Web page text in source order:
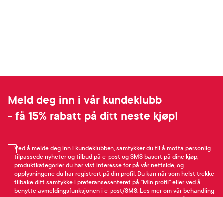
Meld deg inn i vår kundeklubb
- få 15% rabatt på ditt neste kjøp!
Ved å melde deg inn i kundeklubben, samtykker du til å motta personlig
tilpassede nyheter og tilbud på e-post og SMS basert på dine kjøp,
produktkategorier du har vist interesse for på vår nettside, og
opplysningene du har registrert på din profil. Du kan når som helst trekke
tilbake ditt samtykke i preferansesenteret på “Min profil” eller ved å
benytte avmeldingsfunksjonen i e-post/SMS. Les mer om vår behandling